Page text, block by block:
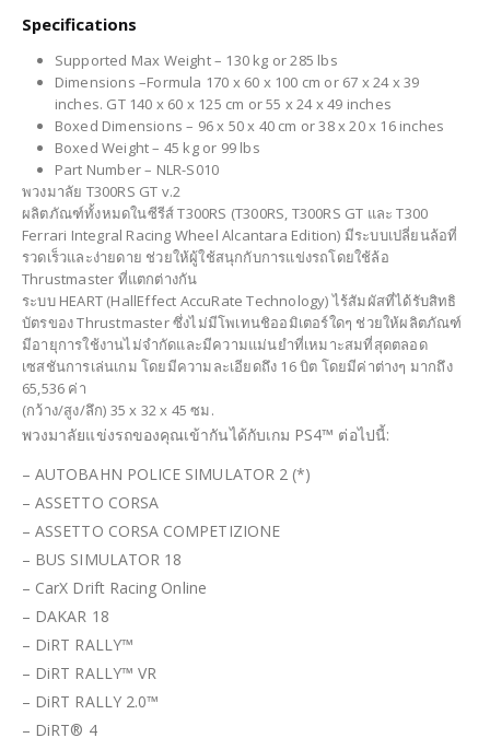
Specifications
Supported Max Weight – 130 kg or 285 lbs
Dimensions –Formula 170 x 60 x 100 cm or 67 x 24 x 39
inches. GT 140 x 60 x 125 cm or 55 x 24 x 49 inches
Boxed Dimensions – 96 x 50 x 40 cm or 38 x 20 x 16 inches
Boxed Weight – 45 kg or 99 lbs
Part Number – NLR-S010
พวงมาลัย T300RS GT v.2
ผลิตภัณฑ์ทั้งหมดในซีรีส์ T300RS (T300RS, T300RS GT และ T300
Ferrari Integral Racing Wheel Alcantara Edition) มีระบบเปลี่ยนล้อที่
รวดเร็วและง่ายดาย ช่วยให้ผู้ใช้สนุกกับการแข่งรถโดยใช้ล้อ
Thrustmaster ที่แตกต่างกัน
ระบบ HEART (HallEffect AccuRate Technology) ไร้สัมผัสที่ได้รับสิทธิ
บัตรของ Thrustmaster ซึ่งไม่มีโพเทนชิออมิเตอร์ใดๆ ช่วยให้ผลิตภัณฑ์
มีอายุการใช้งานไม่จำกัดและมีความแม่นยำที่เหมาะสมที่สุดตลอด
เซสชันการเล่นเกม โดยมีความละเอียดถึง 16 บิต โดยมีค่าต่างๆ มากถึง
65,536 ค่า
(กว้าง/สูง/ลึก) 35 x 32 x 45 ซม.
พวงมาลัยแข่งรถของคุณเข้ากันได้กับเกม PS4™ ต่อไปนี้:
– AUTOBAHN POLICE SIMULATOR 2 (*)
– ASSETTO CORSA
– ASSETTO CORSA COMPETIZIONE
– BUS SIMULATOR 18
– CarX Drift Racing Online
– DAKAR 18
– DiRT RALLY™
– DiRT RALLY™ VR
– DiRT RALLY 2.0™
– DiRT® 4